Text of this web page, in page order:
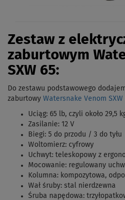
Zestaw z
zaburtowym
SXW 65:
Do zestawu podstawowego
zaburtowy Watersnake Venom SXW
Uciąg: 65 lb, czyli około 29,5
Zasilanie: 12 V
Biegi: 5 do przodu / 3 do tyłu
Woltomierz: cyfrowy
Uchwyt: teleskopowy z
Mocowanie: regulowany
Kolumna: kompozytowa,
Wał śruby: stal nierdzewna
Śruba napędowa: